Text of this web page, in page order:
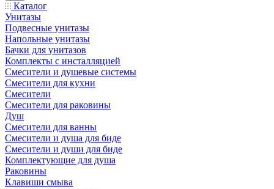
Каталог
Унитазы
Подвесные унитазы
Напольные унитазы
Бачки для унитазов
Комплекты с инсталляцией
Смесители и душевые системы
Смесители для кухни
Смесители
Смесители для раковины
Душ
Смесители для ванны
Смесители и душа для биде
Смесители и души для биде
Комплектующие для душа
Раковины
Клавиши смыва